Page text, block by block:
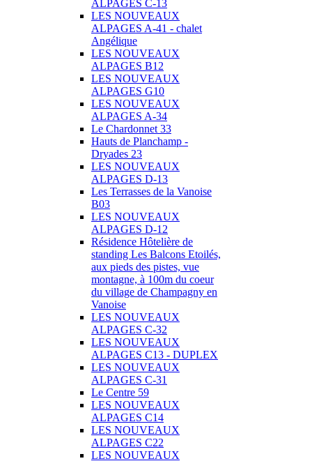
ALPAGES C-13
LES NOUVEAUX
ALPAGES A-41 - chalet
Angélique
LES NOUVEAUX
ALPAGES B12
LES NOUVEAUX
ALPAGES G10
LES NOUVEAUX
ALPAGES A-34
Le Chardonnet 33
Hauts de Planchamp -
Dryades 23
LES NOUVEAUX
ALPAGES D-13
Les Terrasses de la Vanoise
B03
LES NOUVEAUX
ALPAGES D-12
Résidence Hôtelière de
standing Les Balcons Etoilés,
aux pieds des pistes, vue
montagne, à 100m du coeur
du village de Champagny en
Vanoise
LES NOUVEAUX
ALPAGES C-32
LES NOUVEAUX
ALPAGES C13 - DUPLEX
LES NOUVEAUX
ALPAGES C-31
Le Centre 59
LES NOUVEAUX
ALPAGES C14
LES NOUVEAUX
ALPAGES C22
LES NOUVEAUX